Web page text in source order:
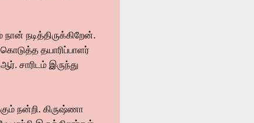
நான் நடித்திருக்கிறேன்.
தயாரிப்பாளர்
சாரிடம் இருந்து
நன்றி. கிருஷ்ணா